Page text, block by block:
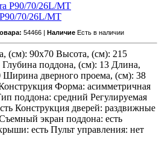
70/26L/MT
54466 | Наличие Есть в наличии
(см): 90x70 Высота, (см): 215
поддона, (см): 13 Длина,
дверного проема, (см): 38
Форма: асимметричная
поддона: средний Регулируемая
Конструкция дверей: раздвижные
экран поддона: есть
есть Пульт управления: нет